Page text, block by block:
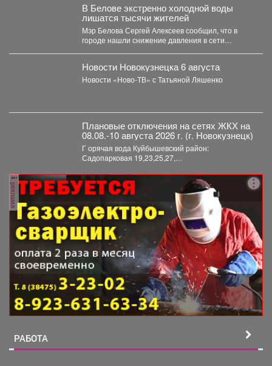
В Белове экстренно холодной воды
лишатся тысячи жителей
Мэр Белова Сергей Алексеев сообщил, что в
городе нашли снижение давления в сети
Новости Новокузнецка 6 августа
Новости «Ново-ТВ» с Татьяной Ляшенко
Плановые отключения на сетях ЖКХ на
08.08.-10 августа 2026 г. (г. Новокузнецк)
Г орячая вода Куйбышевский район:
Садопарковая 19,23,25,27,
реклама
РАБОТА